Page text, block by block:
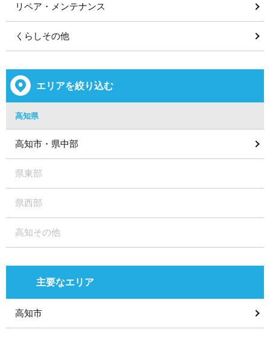
リペア・メンテナンス
くらしその他
エリアを絞り込む
高知県
高知市・県中部
県東部
県西部
高知その他
主要なエリア
高知市